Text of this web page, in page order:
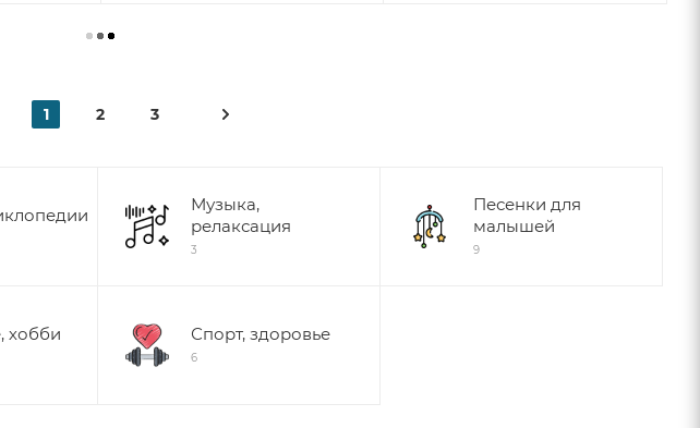
1 2 3
Музыка,
релаксация
3
Песенки для
малышей
9
хобби Спорт, здоровье
6